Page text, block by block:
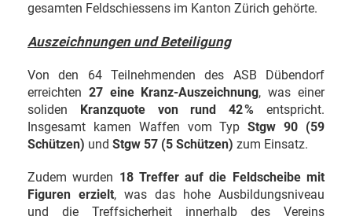
gesamten Feldschiessens im Kanton Zürich gehörte.
Auszeichnungen und Beteiligung
Von den 64 Teilnehmenden des ASB Dübendorf
erreichten 27 eine Kranz-Auszeichnung, was einer
soliden Kranzquote von rund 42 % entspricht.
Insgesamt kamen Waffen vom TypStgw 90 (59
Schützen) und Stgw 57 (5 Schützen) zum Einsatz.
Zudem wurden 18 Treffer auf die Feldscheibe mit
Figuren erzielt, was das hohe Ausbildungsniveau
und die Treffsicherheit innerhalb des Vereins